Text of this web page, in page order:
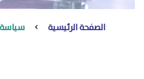
الصفحة الرئيسية